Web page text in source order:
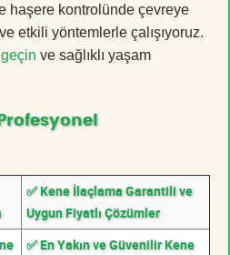
haşere kontrolünde çevreye
etkili yöntemlerle çalışıyoruz.
ve sağlıklı yaşam
✅ Kene İlaçlama Garantili ve
Uygun Fiyatlı Çözümler
✅ En Yakın ve Güvenilir Kene